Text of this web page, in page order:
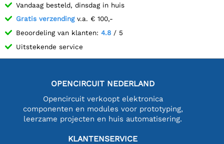
Vandaag besteld, dinsdag in huis
Gratis verzendingv.a. € 100,-
Beoordeling van klanten: 4.8 / 5
Uitstekende service
OPENCIRCUIT NEDERLAND
Opencircuit verkoopt elektronica
componenten en modules voor prototyping,
leerzame projecten en huis automatisering.
KLANTENSERVICE